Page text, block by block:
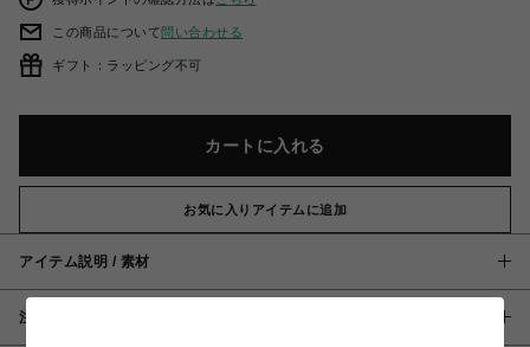
この商品について問い合わせる
ギフト：ラッピング不可
カートに入れる
お気に入りアイテムに追加
アイテム説明 / 素材
注意事項